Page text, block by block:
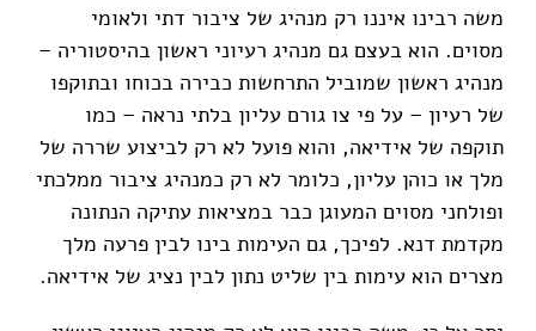
משה רבינו איננו רק מנהיג של ציבור דתי ולאומי
מסוים. הוא בעצם גם מנהיג רעיוני ראשון בהיסטוריה –
מנהיג ראשון שמוביל התרחשות כבירה בכוחו ובתוקפו
של רעיון – על פי צו גורם עליון בלתי נראה – כמו
תוקפה של אידיאה, והוא פועל לא רק לביצוע שררה של
מלך או כוהן עליון, כלומר לא רק כמנהיג ציבור ממלכתי
ופולחני מסוים המעוגן כבר במציאות עתיקה הנתונה
מקדמת דנא. לפיכך, גם העימות בינו לבין פרעה מלך
מצרים הוא עימות בין שליט נתון לבין נציג של אידיאה.